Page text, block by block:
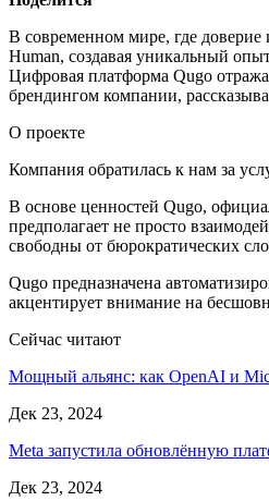
В современном мире, где доверие
Human, создавая уникальный
Цифровая платформа Qugo
брендингом компании,
О проекте
Компания обратилась к нам за
В основе ценностей Qugo,
предполагает не просто
свободны от бюрократических
Qugo предназначена
акцентирует внимание на
Сейчас читают
Мощный альянс: как OpenAI и
Дек 23, 2024
Meta запустила обновлённую
Дек 23, 2024